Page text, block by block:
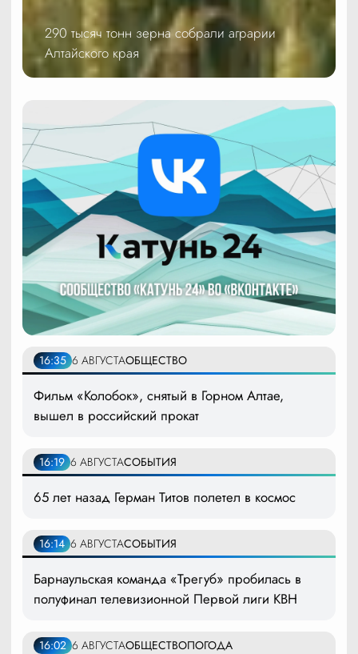
290 тысяч тонн зерна собрали аграрии
Алтайского края
16:35 6 АВГУСТАОБЩЕСТВО
Фильм «Колобок», снятый в Горном Алтае,
вышел в российский прокат
16:19 6 АВГУСТАСОБЫТИЯ
65 лет назад Герман Титов полетел в космос
16:14 6 АВГУСТАСОБЫТИЯ
Барнаульская команда «Трегуб» пробилась в
полуфинал телевизионной Первой лиги КВН
16:02 6 АВГУСТАОБЩЕСТВОПОГОДА